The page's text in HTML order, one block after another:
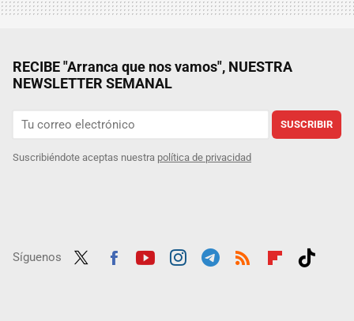
RECIBE "Arranca que nos vamos", NUESTRA
NEWSLETTER SEMANAL
SUSCRIBIR
Suscribiéndote aceptas nuestra política de privacidad
Síguenos